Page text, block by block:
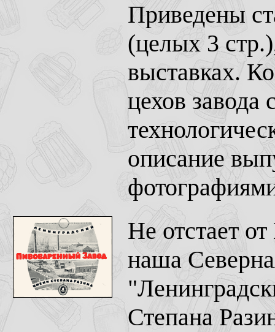
Приведены
(целых 3
выставках.
цехов завода
описание
Не отстает
наша
Степана